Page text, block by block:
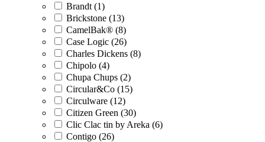
Brandt (1)
Brickstone (13)
CamelBak® (8)
Case Logic (26)
Charles Dickens (8)
Chipolo (4)
Chupa Chups (2)
Circular&Co (15)
Circulware (12)
Citizen Green (30)
Clic Clac tin by Areka (6)
Contigo (26)